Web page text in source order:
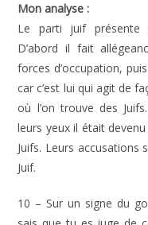
Mon analyse :
Le parti juif présente
D’abord il fait
forces d’occupation,
car c’est lui qui agit de
où l’on trouve des
leurs yeux il était
Juifs. Leurs accusations
Juif.
10 – Sur un signe du